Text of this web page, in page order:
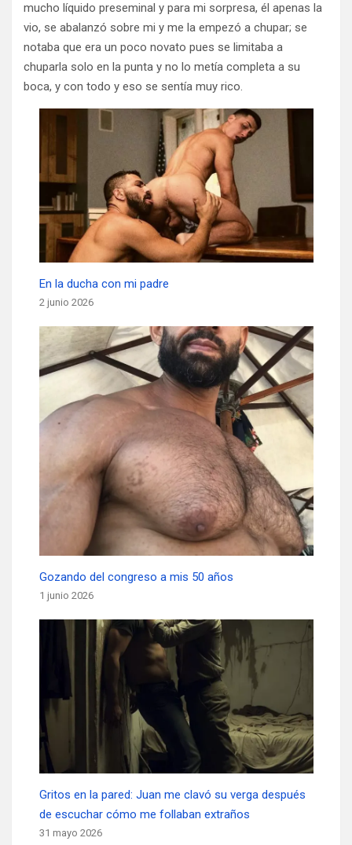
mucho líquido preseminal y para mi sorpresa, él apenas la
vio, se abalanzó sobre mi y me la empezó a chupar; se
notaba que era un poco novato pues se limitaba a
chuparla solo en la punta y no lo metía completa a su
boca, y con todo y eso se sentía muy rico.
En la ducha con mi padre
2 junio 2026
Gozando del congreso a mis 50 años
1 junio 2026
Gritos en la pared: Juan me clavó su verga después
de escuchar cómo me follaban extraños
31 mayo 2026